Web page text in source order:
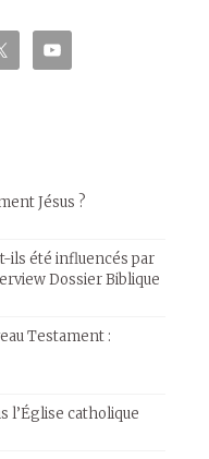
Jésus ?
ils été influencés par
Dossier Biblique
Testament :
l’Église catholique